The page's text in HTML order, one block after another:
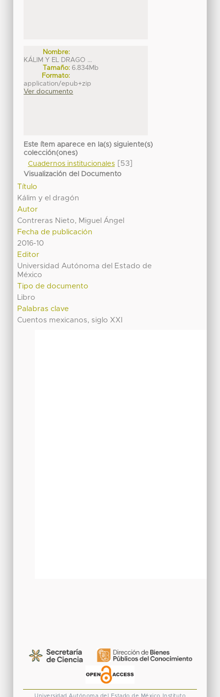
Nombre:
KÁLIM Y EL DRAGO ...
Tamaño: 6.834Mb
Formato:
application/epub+zip
Ver documento
Este ítem aparece en la(s) siguiente(s)
colección(ones)
Cuadernos institucionales[53]
Visualización del Documento
Título
Kálim y el dragón
Autor
Contreras Nieto, Miguel Ángel
Fecha de publicación
2016-10
Editor
Universidad Autónoma del Estado de
México
Tipo de documento
Libro
Palabras clave
Cuentos mexicanos, siglo XXI